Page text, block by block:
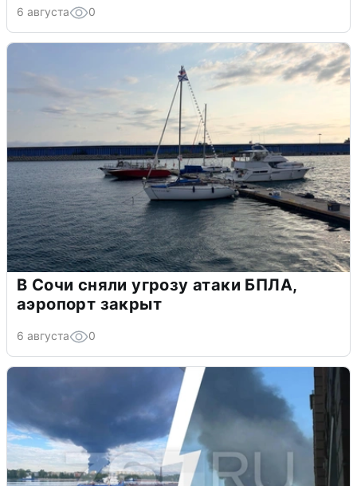
6 августа 0
В Сочи сняли угрозу атаки БПЛА,
аэропорт закрыт
6 августа 0